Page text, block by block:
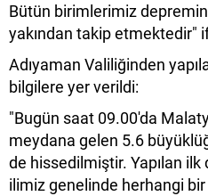
Bütün birimlerimiz
yakından takip etmektedir"
Adıyaman Valiliğinden
bilgilere yer verildi:
"Bugün saat 09.00'da
meydana gelen 5.6
de hissedilmiştir. Yapılan
ilimiz genelinde herhangi